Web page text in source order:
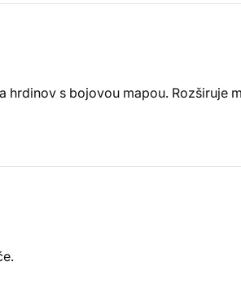
hrdinov s bojovou mapou. Rozširuje